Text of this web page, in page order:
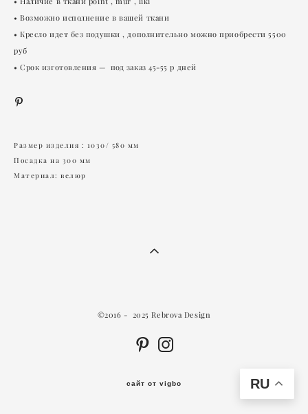
RU
• Возможно исполнение в вашей ткани
• Кресло идет без подушки , дополнительно можно приобрести 5500
руб
• Срок изготовления — под заказ 45-55 р дней
Размер изделия : 1030/ 580 мм
Посадка на 300 мм
Материал: велюр
©2016 - 2025 Rebrova Design
сайт от vigbo